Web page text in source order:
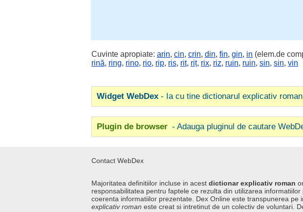
Cuvinte apropiate: arin, cin, crin, din, fin, gin, in (elem.de
rină, ring, rino, rio, rip, ris, rit, riț, rix, riz, ruin, ruin, sin, sin, vin
Widget WebDex - Ia cu tine dictionarul explicativ
Plugin de browser - Adauga pluginul de cautare
Contact WebDex
Majoritatea definitiilor incluse in acest dictionar explicativ roman
responsabilitatea pentru faptele ce rezulta din utilizarea
coerenta informatiilor prezentate. Dex Online este transpunerea
explicativ roman este creat si intretinut de un colectiv de voluntari.